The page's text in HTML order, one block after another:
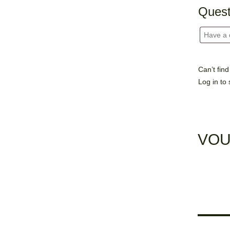
Can’t
Log in to